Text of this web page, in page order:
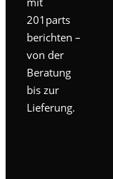
201parts
berichten –
von der
Beratung
bis zur
Lieferung.